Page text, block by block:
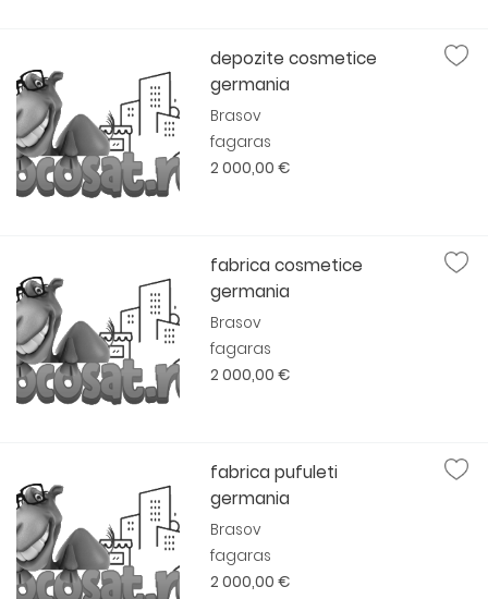
depozite cosmetice
germania
Brasov
fagaras
2 000,00 €
fabrica cosmetice
germania
Brasov
fagaras
2 000,00 €
fabrica pufuleti
germania
Brasov
fagaras
2 000,00 €